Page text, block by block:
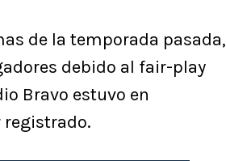
de la temporada pasada,
debido al fair-play
Bravo estuvo en